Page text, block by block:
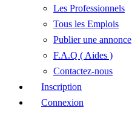
Les Professionnels
Tous les Emplois
Publier une annonce
F.A.Q ( Aides )
Contactez-nous
Inscription
Connexion